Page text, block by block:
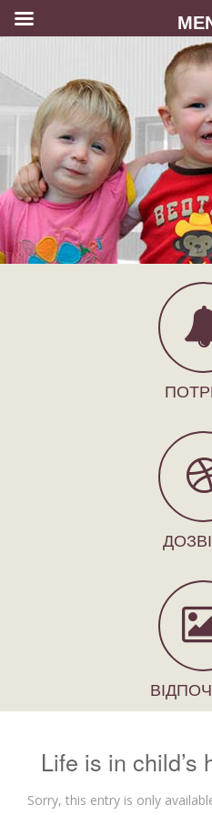
Life is in child’s
Sorry, this entry is only